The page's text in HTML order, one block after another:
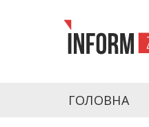
Запоріжжя та
ГОЛОВНА